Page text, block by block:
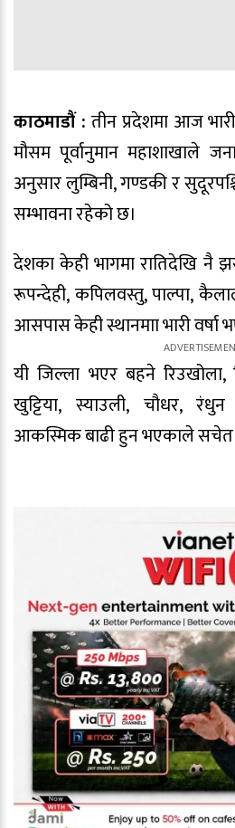
काठमाडौं : तीन प्रदेशमा आज
मौसम पूर्वानुमान महाशाखाले
अनुसार लुम्बिनी, गण्डकी र
सम्भावना रहेको छ।
देशका केही भागमा रातिदेखि नै
रूपन्देही, कपिलवस्तु, पाल्पा,
आसपास केही स्थानमाा भारी वर्षा
यी जिल्ला भएर बहने रिउखोला,
खुट्टिया, स्याउली, चौधर,
आकस्मिक बाढी हुन भएकाले सचेत